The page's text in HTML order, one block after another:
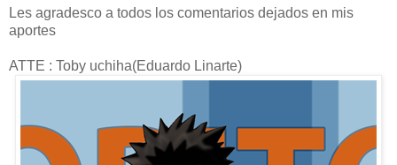
Les agradesco a todos los comentarios dejados en mis
aportes
ATTE : Toby uchiha(Eduardo Linarte)